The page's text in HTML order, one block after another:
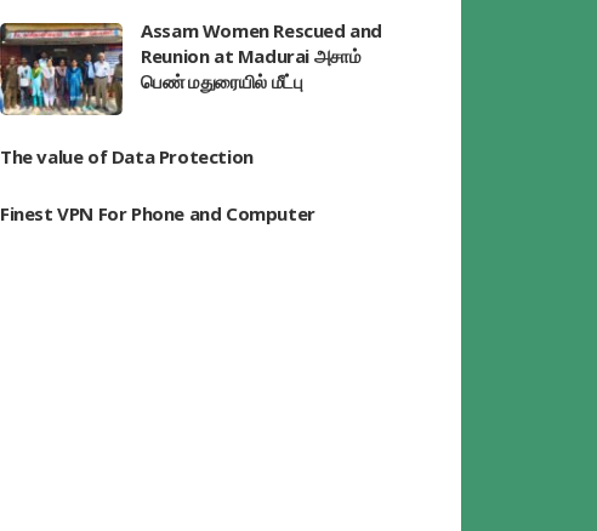
Assam Women Rescued and
Reunion at Madurai அசாம்
பெண் மதுரையில் மீட்பு
The value of Data Protection
Finest VPN For Phone and Computer